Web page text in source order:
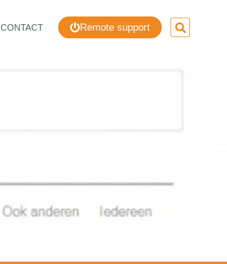
CONTACT Remote support